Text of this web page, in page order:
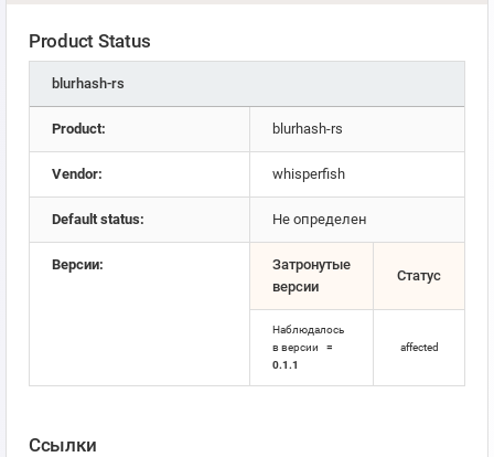
Product Status
blurhash-rs
Product: blurhash-rs
Vendor: whisperfish
Default status: Не определен
Версии:
Затронутые
версии
Статус
Наблюдалось
в версии
=
0.1.1
affected
Ссылки